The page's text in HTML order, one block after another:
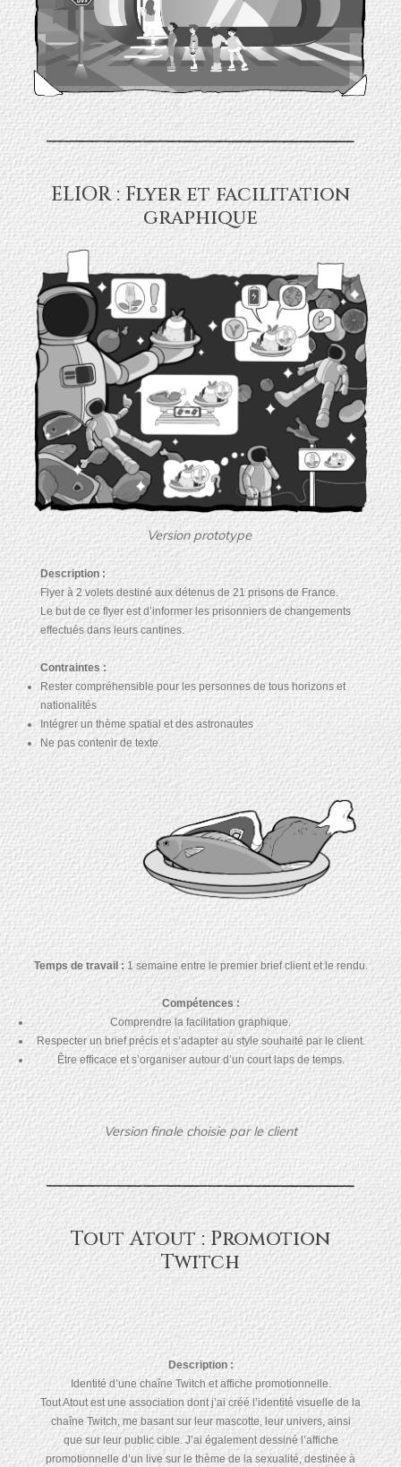
ELIOR : Flyer et facilitation
graphique
Version prototype
Description :
Flyer à 2 volets destiné aux détenus de 21 prisons de France.
Le but de ce flyer est d’informer les prisonniers de changements
effectués dans leurs cantines.
Contraintes :
Rester compréhensible pour les personnes de tous horizons et
nationalités
Intégrer un thème spatial et des astronautes
Ne pas contenir de texte.
Temps de travail :1 semaine entre le premier brief client et le rendu.
Compétences :
Comprendre la facilitation graphique.
Respecter un brief précis et s’adapter au style souhaité par le client.
Être efficace et s’organiser autour d’un court laps de temps.
Version finale choisie par le client
Tout Atout : Promotion
Twitch
Description :
Identité d’une chaîne Twitch et affiche promotionnelle.
Tout Atout est une association dont j’ai créé l’identité visuelle de la
chaîne Twitch, me basant sur leur mascotte, leur univers, ainsi
que sur leur public cible. J’ai également dessiné l’affiche
promotionnelle d’un live sur le thème de la sexualité, destinée à